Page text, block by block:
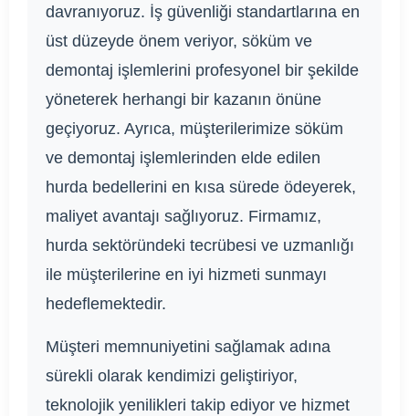
davranıyoruz. İş güvenliği standartlarına en
üst düzeyde önem veriyor, söküm ve
demontaj işlemlerini profesyonel bir şekilde
yöneterek herhangi bir kazanın önüne
geçiyoruz. Ayrıca, müşterilerimize söküm
ve demontaj işlemlerinden elde edilen
hurda bedellerini en kısa sürede ödeyerek,
maliyet avantajı sağlıyoruz. Firmamız,
hurda sektöründeki tecrübesi ve uzmanlığı
ile müşterilerine en iyi hizmeti sunmayı
hedeflemektedir.
Müşteri memnuniyetini sağlamak adına
sürekli olarak kendimizi geliştiriyor,
teknolojik yenilikleri takip ediyor ve hizmet